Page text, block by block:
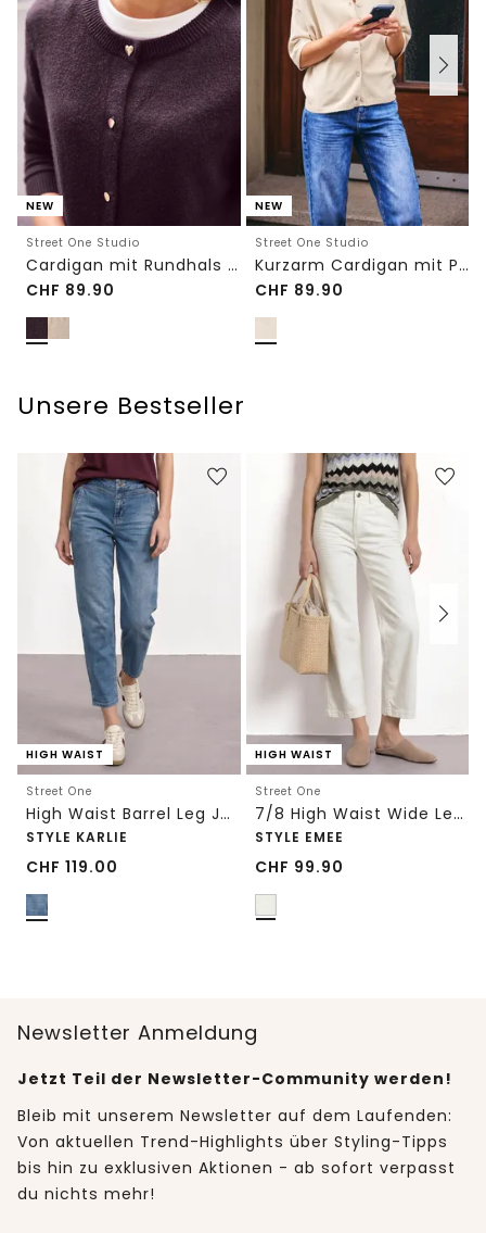
NEW
Street One Studio
Cardigan mit Rundhals und Knöpfen
CHF 89.90
NEW
Street One Studio
Kurzarm Cardigan mit Polokragen
CHF 89.90
Unsere Bestseller
HIGH WAIST
Street One
High Waist Barrel Leg Jeans im Loose Fit
STYLE KARLIE
CHF 119.00
HIGH WAIST
Street One
7/8 High Waist Wide Leg Jeans im Loose Fit
STYLE EMEE
CHF 99.90
Newsletter Anmeldung
Jetzt Teil der Newsletter-Community werden!
Bleib mit unserem Newsletter auf dem Laufenden:
Von aktuellen Trend-Highlights über Styling-Tipps
bis hin zu exklusiven Aktionen - ab sofort verpasst
du nichts mehr!